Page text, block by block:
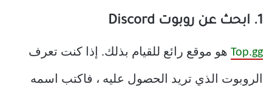
1. ابحث عن روبوت Discord
Top.gg هو موقع رائع للقيام بذلك. إذا كنت تعرف
الروبوت الذي تريد الحصول عليه ، فاكتب اسمه